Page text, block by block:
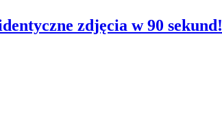
zdjęcia w 90 sekund!